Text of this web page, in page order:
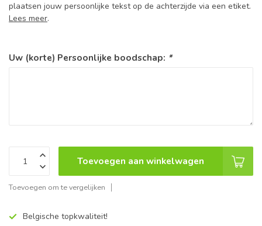
plaatsen jouw persoonlijke tekst op de achterzijde via een etiket.
Lees meer.
Uw (korte) Persoonlijke boodschap: *
Toevoegen aan winkelwagen
Toevoegen om te vergelijken
Belgische topkwaliteit!